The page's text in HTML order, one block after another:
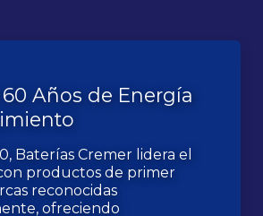
Años de Energía
Baterías Cremer lidera el
productos de primer
reconocidas
ofreciendo